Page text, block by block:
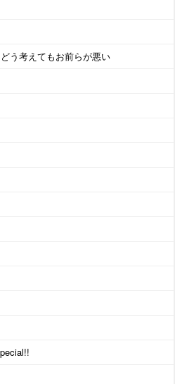
う考えてもお前らが悪い